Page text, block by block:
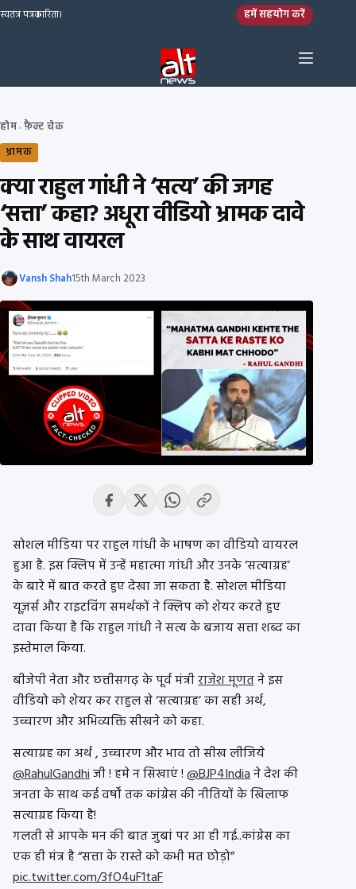
Skip to content
स्वतंत्र पत्रकारिता। हमें सहयोग करें
होम› फ़ैक्ट चेक
भ्रामक
क्या राहुल गांधी ने ‘सत्य’ की जगह
‘सत्ता’ कहा? अधूरा वीडियो भ्रामक दावे
के साथ वायरल
Vansh Shah15th March 2023
सोशल मीडिया पर राहुल गांधी के भाषण का वीडियो वायरल
हुआ है. इस क्लिप में उन्हें महात्मा गांधी और उनके ‘सत्याग्रह’
के बारे में बात करते हुए देखा जा सकता है. सोशल मीडिया
यूज़र्स और राइटविंग समर्थकों ने क्लिप को शेयर करते हुए
दावा किया है कि राहुल गांधी ने सत्य के बजाय सत्ता शब्द का
इस्तेमाल किया.
बीजेपी नेता और छत्तीसगढ़ के पूर्व मंत्रीराजेश मूणतने इस
वीडियो को शेयर कर राहुल से ‘सत्याग्रह’ का सही अर्थ,
उच्चारण और अभिव्यक्ति सीखने को कहा.
सत्याग्रह का अर्थ , उच्चारण और भाव तो सीख लीजिये
@RahulGandhiजी ! हमे न सिखाएं !@BJP4Indiaने देश की
जनता के साथ कई वर्षों तक कांग्रेस की नीतियों के खिलाफ
सत्याग्रह किया है!
गलती से आपके मन की बात जुबां पर आ ही गई..कांग्रेस का
एक ही मंत्र है “सत्ता के रास्ते को कभी मत छोड़ो”
pic.twitter.com/3fO4uF1taF